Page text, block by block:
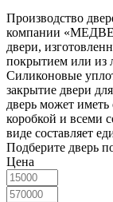
Производство
компании
двери,
покрытием или из
Силиконовые
закрытие двери
дверь может
коробкой и всеми
виде составляет
Подберите дверь
Цена